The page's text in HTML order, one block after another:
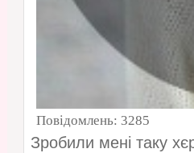
Повідомлень: 3285
Зробили мені таку